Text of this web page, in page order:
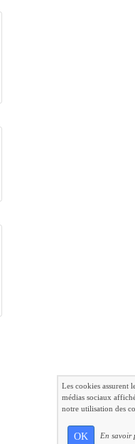
Les cookies assurent
médias sociaux
notre utilisation des
OK En savoir